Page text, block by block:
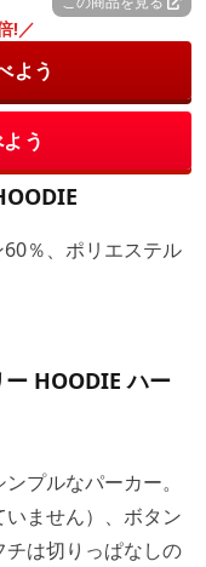
!／
よう
う
％、ポリエステル
HOODIE ハー
プルなパーカー。
ません）、ボタン
は切りっぱなしの